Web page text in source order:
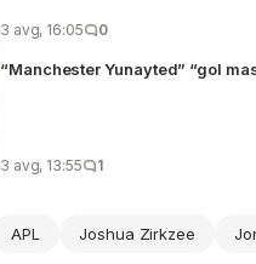
3 avg, 16:05 0
“Manchester Yunayted” “gol
3 avg, 13:55 1
APL Joshua Zirkzee